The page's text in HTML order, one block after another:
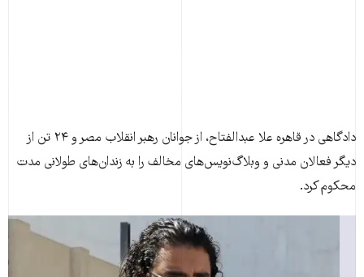
دادگاهی در قاهره علا عبدالفتاح، از جوانان رهبر انقلاب مصر و ۲۴ تن از
دیگر فعالان مدنی و وبلاگ‌نویس‌های مخالف را به زندان‌های طولانی مدت
محکوم کرد.